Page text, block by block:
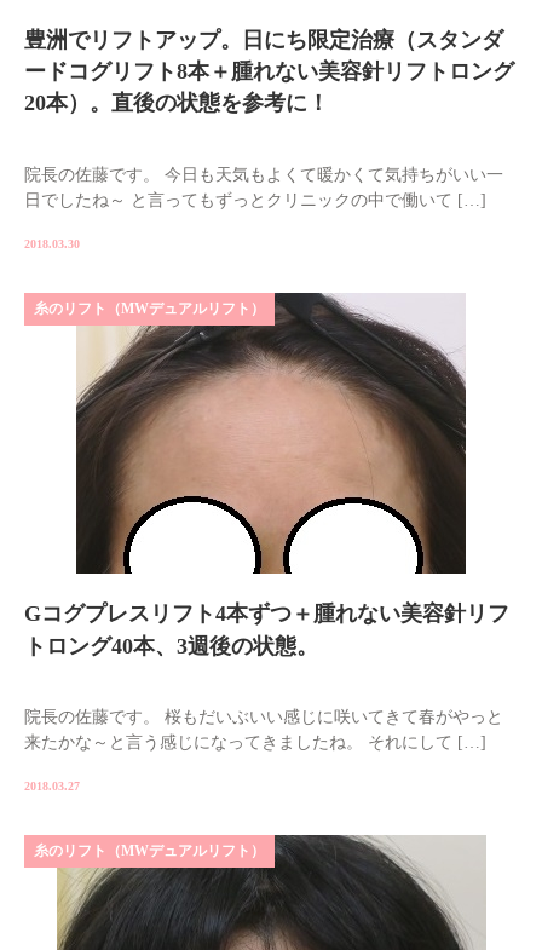
豊洲でリフトアップ。日にち限定治療（スタンダ
ードコグリフト8本＋腫れない美容針リフトロング
20本）。直後の状態を参考に！
院長の佐藤です。 今日も天気もよくて暖かくて気持ちがいい一
日でしたね～ と言ってもずっとクリニックの中で働いて […]
2018.03.30
糸のリフト（MWデュアルリフト）
Gコグプレスリフト4本ずつ＋腫れない美容針リフ
トロング40本、3週後の状態。
院長の佐藤です。 桜もだいぶいい感じに咲いてきて春がやっと
来たかな～と言う感じになってきましたね。 それにして […]
2018.03.27
糸のリフト（MWデュアルリフト）